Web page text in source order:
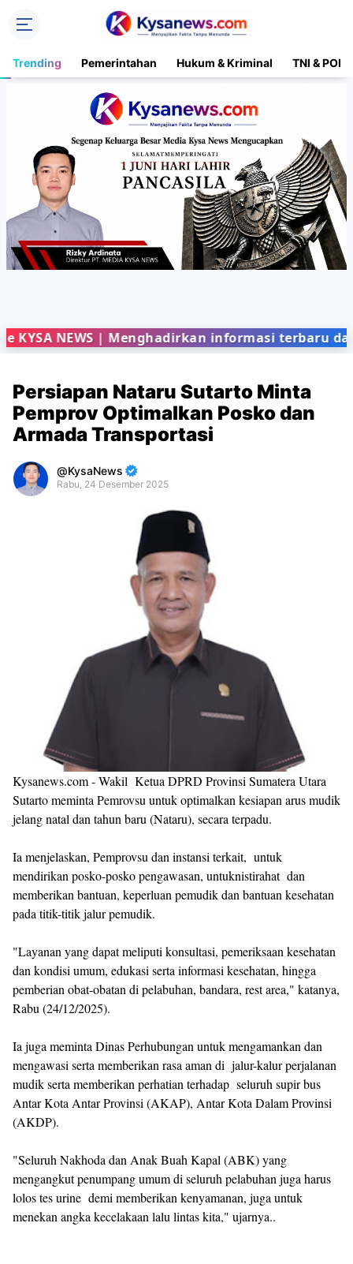
Trending Pemerintahan Hukum & Kriminal TNI &
NEWS | Menghadirkan informasi terbaru dari
Persiapan Nataru Sutarto Minta
Pemprov Optimalkan Posko dan
Armada Transportasi
KysaNews
Rabu, 24 Desember 2025
Kysanews.com - Wakil Ketua DPRD Provinsi Sumatera Utara
Sutarto meminta Pemrovsu untuk optimalkan kesiapan arus mudik
jelang natal dan tahun baru (Nataru), secara terpadu.
Ia menjelaskan, Pemprovsu dan instansi terkait, untuk
mendirikan posko-posko pengawasan, untuknistirahat dan
memberikan bantuan, keperluan pemudik dan bantuan kesehatan
pada titik-titik jalur pemudik.
"Layanan yang dapat meliputi konsultasi, pemeriksaan kesehatan
dan kondisi umum, edukasi serta informasi kesehatan, hingga
pemberian obat-obatan di pelabuhan, bandara, rest area," katanya,
Rabu (24/12/2025).
Ia juga meminta Dinas Perhubungan untuk mengamankan dan
mengawasi serta memberikan rasa aman di jalur-kalur perjalanan
mudik serta memberikan perhatian terhadap seluruh supir bus
Antar Kota Antar Provinsi (AKAP), Antar Kota Dalam Provinsi
(AKDP).
"Seluruh Nakhoda dan Anak Buah Kapal (ABK) yang
mengangkut penumpang umum di seluruh pelabuhan juga harus
lolos tes urine demi memberikan kenyamanan, juga untuk
menekan angka kecelakaan lalu lintas kita," ujarnya..